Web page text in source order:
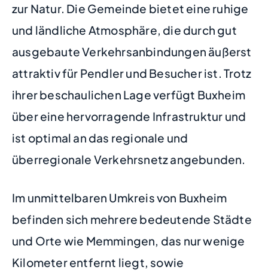
zur Natur. Die Gemeinde bietet eine ruhige
und ländliche Atmosphäre, die durch gut
ausgebaute Verkehrsanbindungen äußerst
attraktiv für Pendler und Besucher ist. Trotz
ihrer beschaulichen Lage verfügt Buxheim
über eine hervorragende Infrastruktur und
ist optimal an das regionale und
überregionale Verkehrsnetz angebunden.
Im unmittelbaren Umkreis von Buxheim
befinden sich mehrere bedeutende Städte
und Orte wie Memmingen, das nur wenige
Kilometer entfernt liegt, sowie